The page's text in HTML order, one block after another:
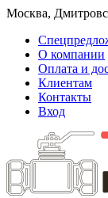
Москва,
О компании
Оплата и
Клиентам
Контакты
Вход